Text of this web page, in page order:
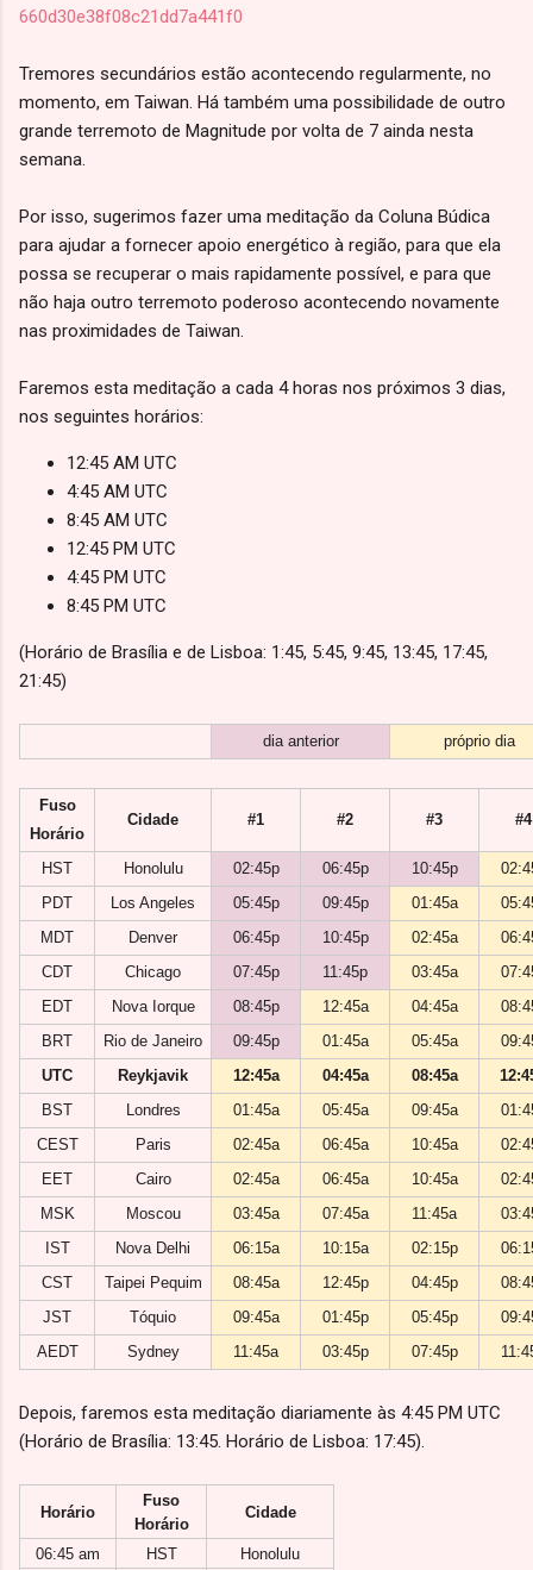
660d30e38f08c21dd7a441f0
Tremores secundários estão acontecendo regularmente, no
momento, em Taiwan. Há também uma possibilidade de outro
grande terremoto de Magnitude por volta de 7 ainda nesta
semana.
Por isso, sugerimos fazer uma meditação da Coluna Búdica
para ajudar a fornecer apoio energético à região, para que ela
possa se recuperar o mais rapidamente possível, e para que
não haja outro terremoto poderoso acontecendo novamente
nas proximidades de Taiwan.
Faremos esta meditação a cada 4 horas nos próximos 3 dias,
nos seguintes horários:
12:45 AM UTC
4:45 AM UTC
8:45 AM UTC
12:45 PM UTC
4:45 PM UTC
8:45 PM UTC
(Horário de Brasília e de Lisboa: 1:45, 5:45, 9:45, 13:45, 17:45,
21:45)
dia anterior próprio dia
Fuso
Horário
Cidade #1 #2 #3 #4
HST Honolulu 02:45p 06:45p 10:45p
PDT
Los Angeles 05:45p 09:45p 01:45a
MDT
Denver 06:45p 10:45p 02:45a
CDT
Chicago 07:45p 11:45p 03:45a
EDT
Nova Iorque 08:45p 12:45a 04:45a
BRT
Rio de Janeiro 09:45p 01:45a 05:45a
UTC
Reykjavik 12:45a 04:45a 08:45a
BST
Londres 01:45a 05:45a 09:45a
CEST
Paris 02:45a 06:45a 10:45a
EET
Cairo 02:45a 06:45a 10:45a
MSK
Moscou 03:45a 07:45a 11:45a
IST
Nova Delhi 06:15a 10:15a 02:15p
CST
Taipei Pequim 08:45a 12:45p 04:45p
JST
Tóquio 09:45a 01:45p 05:45p
AEDT
Sydney 11:45a 03:45p 07:45p
Depois, faremos esta meditação diariamente às 4:45 PM UTC
(Horário de Brasília: 13:45. Horário de Lisboa: 17:45).
Horário
Fuso
Horário
Cidade
06:45 am HST
Honolulu